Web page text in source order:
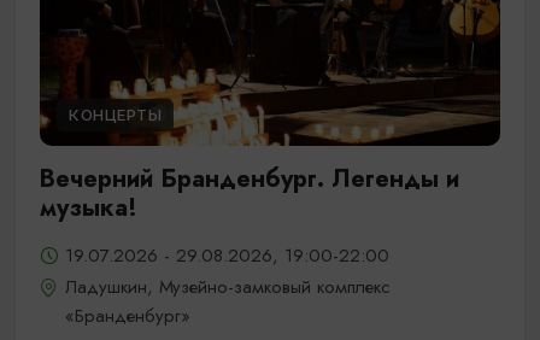
КОНЦЕРТЫ
Вечерний Бранденбург. Легенды и
музыка!
19.07.2026 - 29.08.2026, 19:00-22:00
Ладушкин, Музейно-замковый комплекс
«Бранденбург»